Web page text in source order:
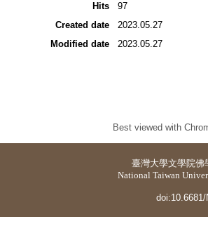
Hits
97
Created date
2023.05.27
Modified date
2023.05.27
Best viewed with
臺灣大學文學院佛
National Taiwan